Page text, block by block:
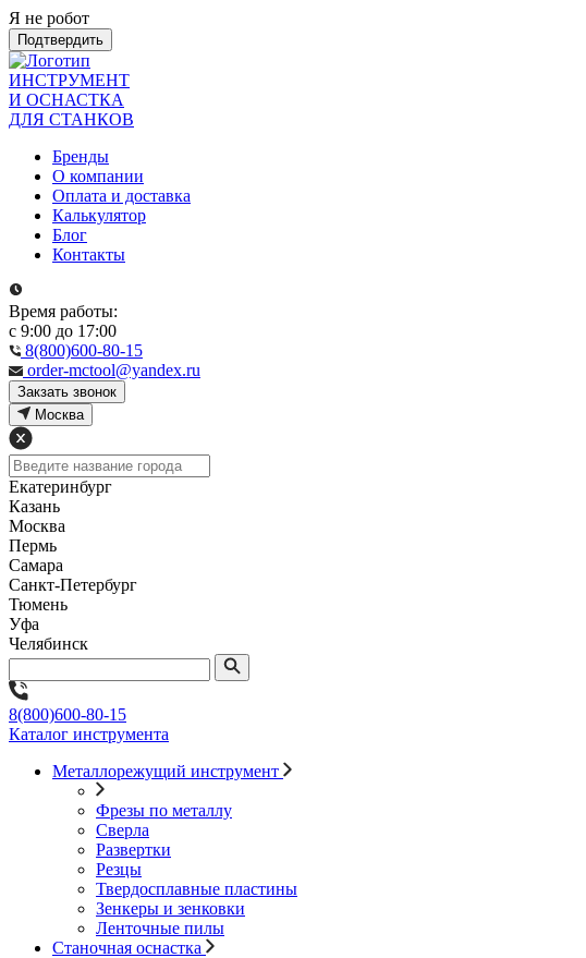
Я не робот
Подтвердить
ИНСТРУМЕНТ
И ОСНАСТКА
ДЛЯ СТАНКОВ
Бренды
О компании
Оплата и доставка
Калькулятор
Блог
Контакты
Время работы:
с 9:00 до 17:00
8(800)600-80-15
order-mctool@yandex.ru
Закзать звонок
Москва
Екатеринбург
Казань
Москва
Пермь
Самара
Санкт-Петербург
Тюмень
Уфа
Челябинск
8(800)600-80-15
Каталог инструмента
Металлорежущий инструмент
Фрезы по металлу
Сверла
Развертки
Резцы
Твердосплавные пластины
Зенкеры и зенковки
Ленточные пилы
Станочная оснастка